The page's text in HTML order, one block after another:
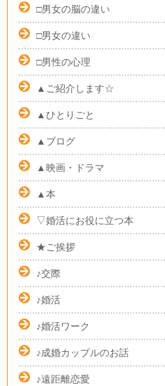
□男女の脳の違い
□男女の違い
□男性の心理
▲ご紹介します☆
▲ひとりごと
▲ブログ
▲映画・ドラマ
▲本
▽婚活にお役に立つ本
★ご挨拶
♪交際
♪婚活
♪婚活ワーク
♪成婚カップルのお話
♪遠距離恋愛